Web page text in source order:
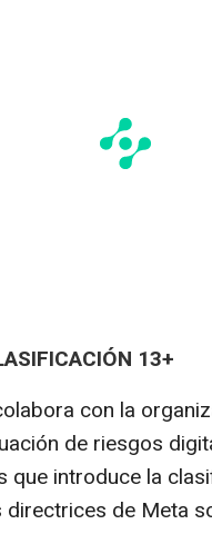
13+
con la
de riesgos
que introduce la
directrices de Meta